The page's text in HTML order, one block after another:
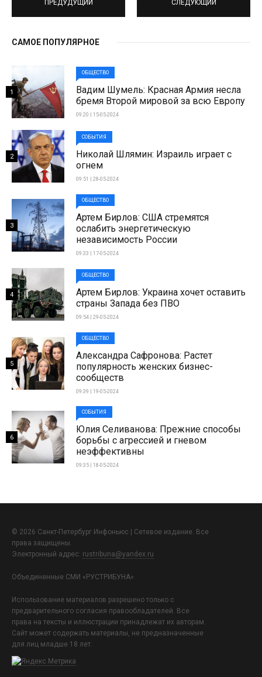
ПРЕДУДУЩИЙ СЛЕДУЮЩИЙ
САМОЕ ПОПУЛЯРНОЕ
ОБЩЕСТВО
Вадим Шумель: Красная Армия несла
бремя Второй мировой за всю Европу
09:20 | 15-05-2024
1
СОБЫТИЯ
Николай Шлямин: Израиль играет с
огнем
09:51 | 28-05-2024
2
ОБЩЕСТВО
Артем Бирлов: США стремятся
ослабить энергетическую
независимость России
09:33 | 17-05-2024
3
ОБЩЕСТВО
Артем Бирлов: Украина хочет оставить
страны Запада без ПВО
09:54 | 29-05-2024
4
ОБЩЕСТВО
Александра Сафронова: Растет
популярность женских бизнес-
сообществ
09:39 | 19-05-2024
5
СОБЫТИЯ
Юлия Селиванова: Прежние способы
борьбы с агрессией и гневом
неэффективны
09:35 | 18-05-2024
6
© 2026 Санкт-Петербург Инфоньюс | Сетевое издание. Все
права защищены.
Электронный адрес: rustribuna@yandex.ru
Объединенные СМИ «РУСТРИБУНА»
Использование материалов разрешено только с
предварительного согласия правообладателей. Все
права на тексты и иллюстрации принадлежат их авторам.
Сайт может содержать материалы, не предназначенные
для лиц младше 18 лет.